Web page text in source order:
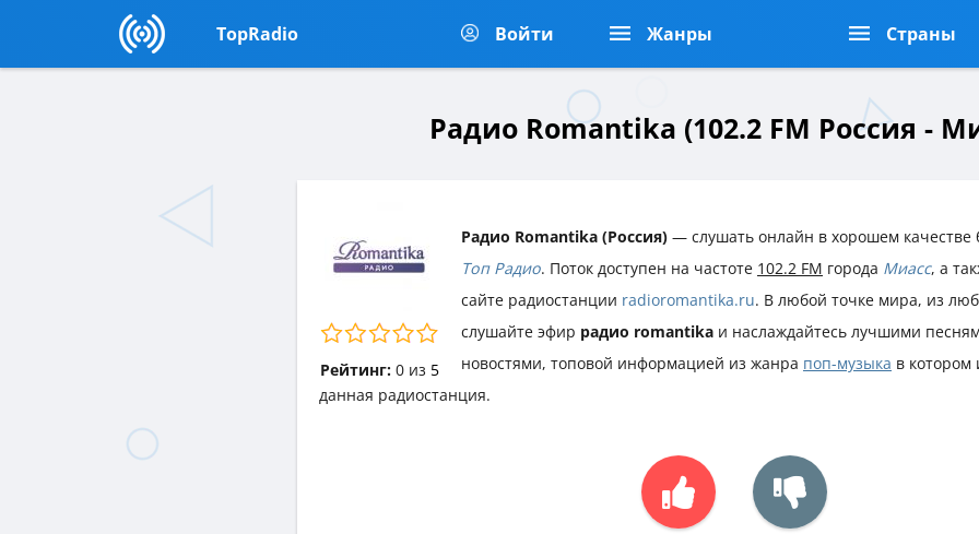
TopRadio Войти Жанры Страны
Радио Romantika (102.2 FM Россия -
Рейтинг: 0из 5
Радио Romantika (Россия) — слушать онлайн в хорошем качестве
Топ Радио. Поток доступен на частоте 102.2 FM города Миасс, а
сайте радиостанции radioromantika.ru. В любой точке мира, из
слушайте эфир радио romantika и наслаждайтесь лучшими
новостями, топовой информацией из жанра поп-музыка в котором
данная радиостанция.